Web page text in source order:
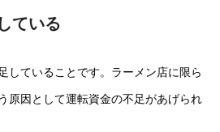
ている
していることです。ラーメン店に限ら
原因として運転資金の不足があげられ